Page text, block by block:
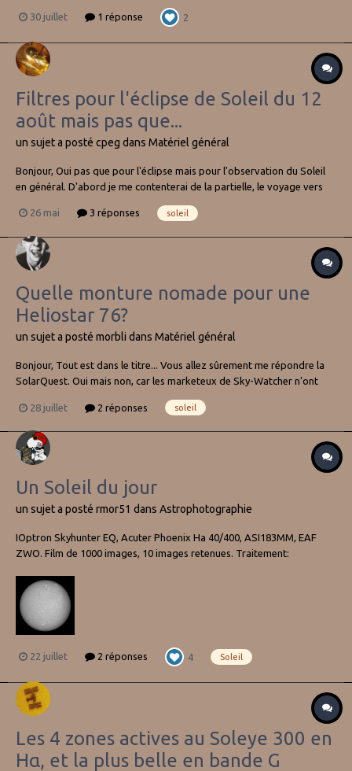
30 juillet 1 réponse 2
Filtres pour l'éclipse de Soleil du 12
août mais pas que...
un sujet a posté cpeg dans Matériel général
Bonjour, Oui pas que pour l'éclipse mais pour l'observation du Soleil
en général. D'abord je me contenterai de la partielle, le voyage vers
question porte sur le filtrage: j'ai fabriqué des filtres à base
26 mai 3 réponses soleil
Quelle monture nomade pour une
Heliostar 76?
un sujet a posté morbli dans Matériel général
Bonjour, Tout est dans le titre... Vous allez sûrement me répondre la
SolarQuest. Oui mais non, car les marketeux de Sky-Watcher n'ont
la photo avec l'Heliostar et souvent avec une barlow. Il faut donc po...
28 juillet 2 réponses soleil
Un Soleil du jour
un sujet a posté rmor51 dans Astrophotographie
IOptron Skyhunter EQ, Acuter Phoenix Ha 40/400, ASI183MM, EAF
ZWO. Film de 1000 images, 10 images retenues. Traitement:
22 juillet 2 réponses 4 Soleil
Les 4 zones actives au Soleye 300 en
Hα, et la plus belle en bande G